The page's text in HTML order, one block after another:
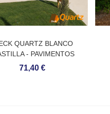
QUARTZ BLANCO
- PAVIMENTOS
DE QUARTZO
71,40 €